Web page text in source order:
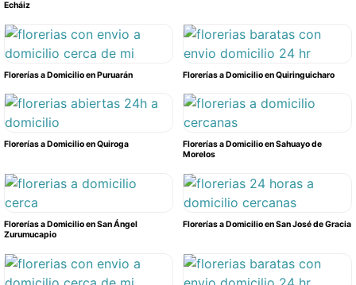
Echáiz
Florerías a Domicilio en Puruarán Florerías a Domicilio en Quiringuicharo
Florerías a Domicilio en Quiroga
Florerías a Domicilio en Sahuayo de
Morelos
Florerías a Domicilio en San Ángel
Zurumucapio
Florerías a Domicilio en San José de Gracia